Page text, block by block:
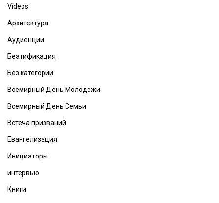
Vídeos
Архитектура
Аудиенции
Беатификация
Без категории
Всемирный День Молодёжи
Всемирный День Семьи
Встеча призваний
Евангелизация
Инициаторы
интервью
Книги